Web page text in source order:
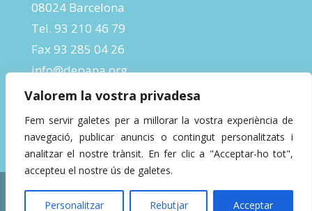
Valorem la vostra privadesa
Fem servir galetes per a millorar la vostra experiència de
navegació, publicar anuncis o contingut personalitzats i
analitzar el nostre trànsit. En fer clic a "Acceptar-ho tot",
accepteu el nostre ús de galetes.
Personalitzar Rebutjar Acceptar
08024 Barcelona
Tel. 93 210 46 79
Fax 93 285 04 26
info@depana.org
Designed byInBeta Crafts| Powered by